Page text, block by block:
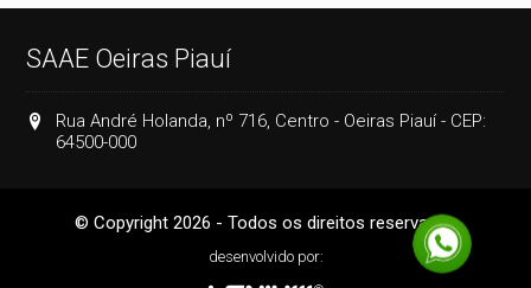
SAAE Oeiras Piauí
Rua André Holanda, nº 716, Centro - Oeiras Piauí - CEP:
64500-000
© Copyright 2026 - Todos os direitos reservados
desenvolvido por: